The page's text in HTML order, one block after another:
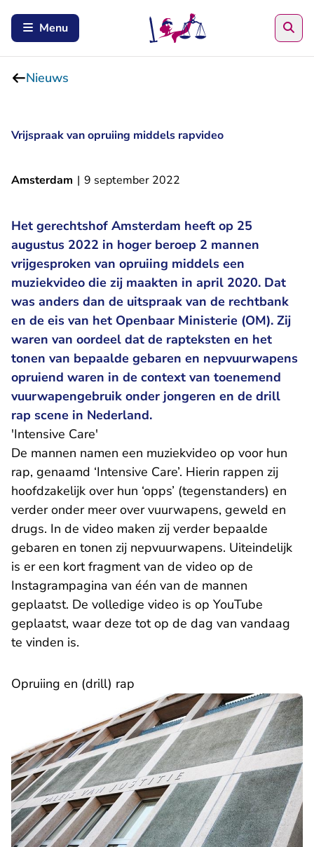
Menu
Nieuws
Vrijspraak van opruiing middels rapvideo
Amsterdam | 9 september 2022
Het gerechtshof Amsterdam heeft op 25
augustus 2022 in hoger beroep 2 mannen
vrijgesproken van opruiing middels een
muziekvideo die zij maakten in april 2020. Dat
was anders dan de uitspraak van de rechtbank
en de eis van het Openbaar Ministerie (OM). Zij
waren van oordeel dat de rapteksten en het
tonen van bepaalde gebaren en nepvuurwapens
opruiend waren in de context van toenemend
vuurwapengebruik onder jongeren en de drill
rap scene in Nederland.
'Intensive Care'
De mannen namen een muziekvideo op voor hun
rap, genaamd ‘Intensive Care’. Hierin rappen zij
hoofdzakelijk over hun ‘opps’ (tegenstanders) en
verder onder meer over vuurwapens, geweld en
drugs. In de video maken zij verder bepaalde
gebaren en tonen zij nepvuurwapens. Uiteindelijk
is er een kort fragment van de video op de
Instagrampagina van één van de mannen
geplaatst. De volledige video is op YouTube
geplaatst, waar deze tot op de dag van vandaag
te vinden is.
Opruiing en (drill) rap